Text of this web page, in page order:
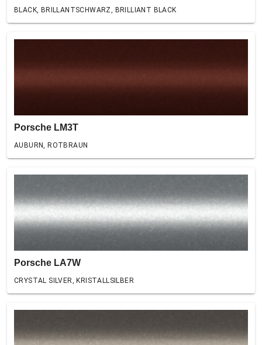
BLACK, BRILLANTSCHWARZ, BRILLIANT BLACK
Porsche LM3T
AUBURN, ROTBRAUN
Porsche LA7W
CRYSTAL SILVER, KRISTALLSILBER